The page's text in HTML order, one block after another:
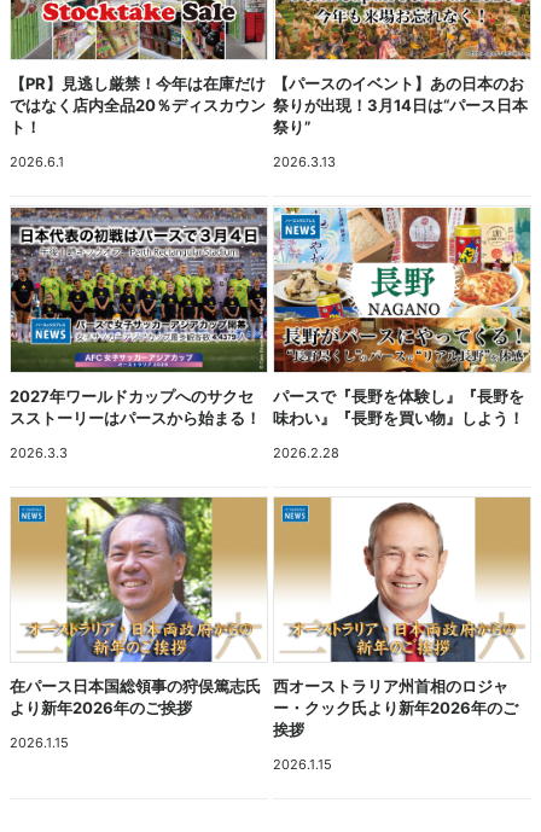
【PR】見逃し厳禁！今年は在庫だけ
ではなく店内全品20％ディスカウン
ト！
2026.6.1
【パースのイベント】あの日本のお
祭りが出現！3月14日は“パース日本
祭り”
2026.3.13
2027年ワールドカップへのサクセ
スストーリーはパースから始まる！
2026.3.3
パースで『長野を体験し』『長野を
味わい』『長野を買い物』しよう！
2026.2.28
在パース日本国総領事の狩俣篤志氏
より新年2026年のご挨拶
2026.1.15
西オーストラリア州首相のロジャ
ー・クック氏より新年2026年のご
挨拶
2026.1.15